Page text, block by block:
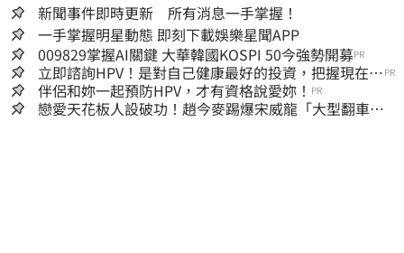
新聞事件即時更新 所有消息一手掌握！
一手掌握明星動態 即刻下載娛樂星聞APP
009829掌握AI關鍵 大華韓國KOSPI 50今強勢開募PR
立即諮詢HPV！是對自己健康最好的投資，把握現在不
嫌晚！
PR
伴侶和妳一起預防HPV，才有資格說愛妳！ PR
戀愛天花板人設破功！趙今麥踢爆宋威龍「大型翻車現